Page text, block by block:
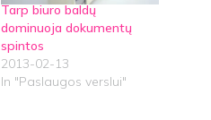
Tarp biuro baldų
dominuoja dokumentų
spintos
2013-02-13
In "Paslaugos verslui"